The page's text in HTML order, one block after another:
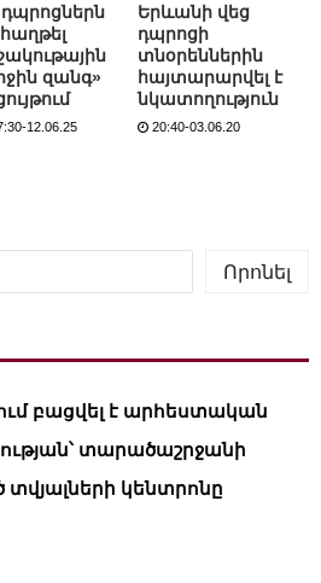
զանգ»
12.06.25
Երևանի վեց
դպրոցի
տնօրեններին
հայտարարվել է
նկատողություն
20:40-03.06.20
Որոնել
բացվել է արհեստական
տարածաշրջանի
կենտրոնը